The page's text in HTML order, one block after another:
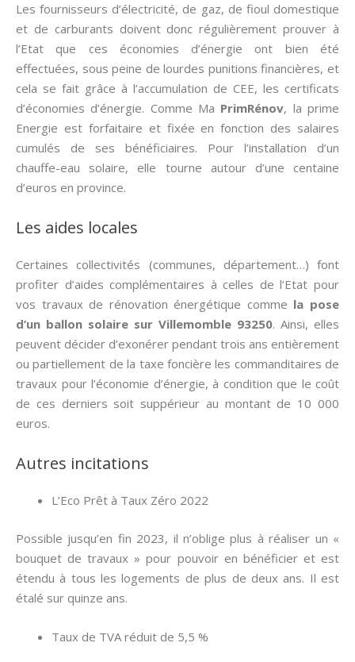
Les fournisseurs d’électricité, de gaz, de fioul domestique
et de carburants doivent donc régulièrement prouver à
l’Etat que ces économies d’énergie ont bien été
effectuées, sous peine de lourdes punitions financières, et
cela se fait grâce à l’accumulation de CEE, les certificats
d’économies d’énergie. Comme Ma PrimRénov, la prime
Energie est forfaitaire et fixée en fonction des salaires
cumulés de ses bénéficiaires. Pour l’installation d’un
chauffe-eau solaire, elle tourne autour d’une centaine
d’euros en province.
Les aides locales
Certaines collectivités (communes, département…) font
profiter d’aides complémentaires à celles de l’Etat pour
vos travaux de rénovation énergétique comme la pose
d’un ballon solaire sur Villemomble 93250. Ainsi, elles
peuvent décider d’exonérer pendant trois ans entièrement
ou partiellement de la taxe foncière les commanditaires de
travaux pour l’économie d’énergie, à condition que le coût
de ces derniers soit suppérieur au montant de 10 000
euros.
Autres incitations
L’Eco Prêt à Taux Zéro 2022
Possible jusqu’en fin 2023, il n’oblige plus à réaliser un «
bouquet de travaux » pour pouvoir en bénéficier et est
étendu à tous les logements de plus de deux ans. Il est
étalé sur quinze ans.
Taux de TVA réduit de 5,5 %